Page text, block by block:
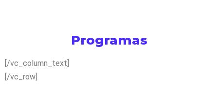
Programas
[/vc_column_text]
[/vc_row]